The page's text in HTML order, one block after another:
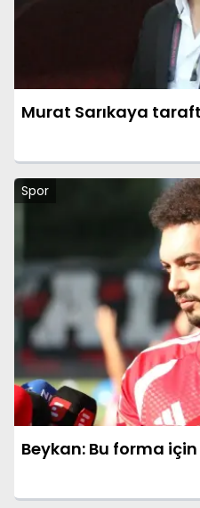
Murat Sarıkaya
Spor
Beykan: Bu forma